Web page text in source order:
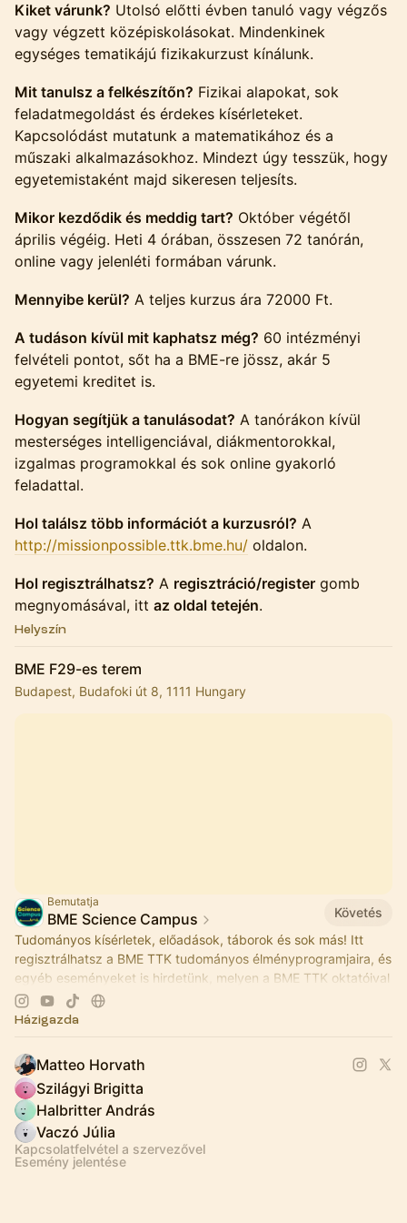
Kiket várunk? Utolsó előtti évben tanuló vagy végzős
vagy végzett középiskolásokat. Mindenkinek
egységes tematikájú fizikakurzust kínálunk.
Mit tanulsz a felkészítőn? Fizikai alapokat, sok
feladatmegoldást és érdekes kísérleteket.
Kapcsolódást mutatunk a matematikához és a
műszaki alkalmazásokhoz. Mindezt úgy tesszük, hogy
egyetemistaként majd sikeresen teljesíts.
Mikor kezdődik és meddig tart? Október végétől
április végéig. Heti 4 órában, összesen 72 tanórán,
online vagy jelenléti formában várunk.
Mennyibe kerül? A teljes kurzus ára 72000 Ft.
A tudáson kívül mit kaphatsz még? 60 intézményi
felvételi pontot, sőt ha a BME-re jössz, akár 5
egyetemi kreditet is.
Hogyan segítjük a tanulásodat? A tanórákon kívül
mesterséges intelligenciával, diákmentorokkal,
izgalmas programokkal és sok online gyakorló
feladattal.
Hol találsz több információt a kurzusról? A
http://missionpossible.ttk.bme.hu/ oldalon.
Hol regisztrálhatsz? A regisztráció/register gomb
megnyomásával, itt az oldal tetején.
Helyszín
BME F29-es terem
Budapest, Budafoki út 8, 1111 Hungary
Bemutatja
BME Science Campus
Követés
Tudományos kísérletek, előadások, táborok és sok más! Itt
regisztrálhatsz a BME TTK tudományos élményprogramjaira, és
egyéb eseményeket is hirdetünk, melyen a BME TTK oktatóival
találkozhattok!
Házigazda
Matteo Horvath
Szilágyi Brigitta
Halbritter András
Vaczó Júlia
Kapcsolatfelvétel a szervezővel
Esemény jelentése